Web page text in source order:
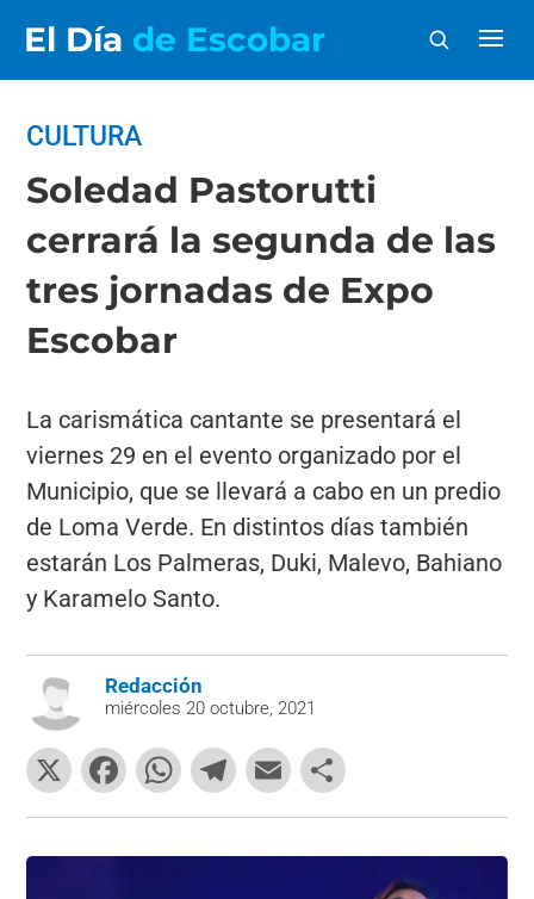
El Día de Escobar
CULTURA
Soledad Pastorutti
cerrará la segunda de las
tres jornadas de Expo
Escobar
La carismática cantante se presentará el
viernes 29 en el evento organizado por el
Municipio, que se llevará a cabo en un predio
de Loma Verde. En distintos días también
estarán Los Palmeras, Duki, Malevo, Bahiano
y Karamelo Santo.
Redacción
miércoles 20 octubre, 2021
X
F
a
c
W
h
at
T
el
e
E
m
ai
o
m